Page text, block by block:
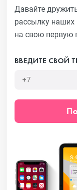
Давайте
рассылку наших
на свою первую
ВВЕДИТЕ СВОЙ